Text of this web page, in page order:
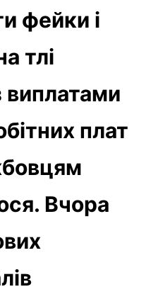
фейки і
тлі
виплатами
плат
Вчора